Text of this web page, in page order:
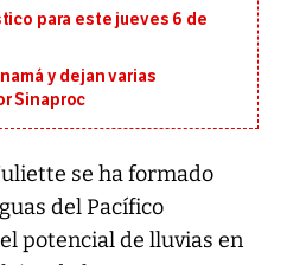
para este jueves 6 de
y dejan varias
Sinaproc
se ha formado
del Pacífico
potencial de lluvias en